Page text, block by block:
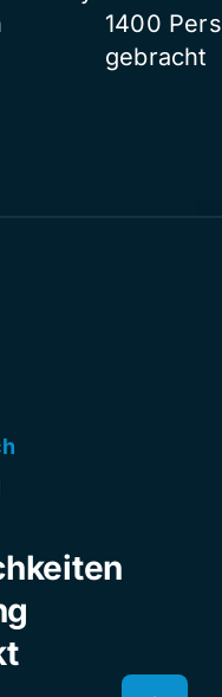
1400
gebracht